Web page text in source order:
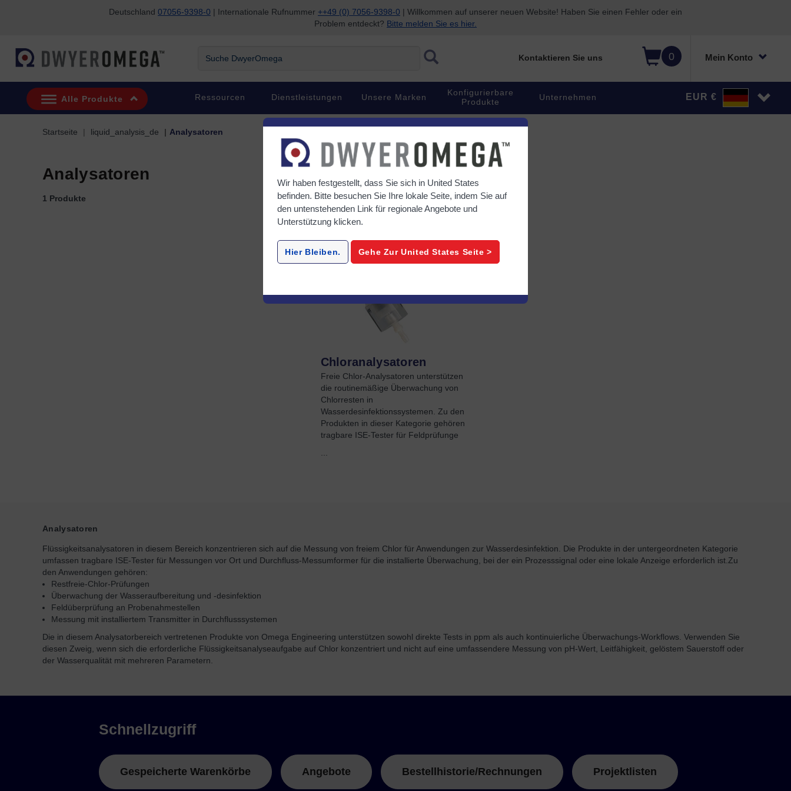
Deutschland 07056-9398-0 | Internationale Rufnummer ++49 (0) 7056-9398-0 | Willkommen auf unserer neuen Website! Haben Sie einen Fehler oder ein
Problem entdeckt? Bitte melden Sie es hier.
0 Mein Konto
Kontaktieren Sie uns
Alle Produkte Ressourcen Dienstleistungen Unsere Marken
Konfigurierbare
Produkte
Unternehmen EUR €
Startseite liquid_analysis_de Analysatoren
Analysatoren
1 Produkte
Chloranalysatoren
Freie Chlor-Analysatoren unterstützen
die routinemäßige Überwachung von
Chlorresten in
Wasserdesinfektionssystemen. Zu den
Produkten in dieser Kategorie gehören
tragbare ISE-Tester für Feldprüfunge
Analysatoren
Flüssigkeitsanalysatoren in diesem Bereich konzentrieren sich auf die Messung von freiem Chlor für Anwendungen zur Wasserdesinfektion. Die Produkte in der untergeordneten Kategorie
umfassen tragbare ISE-Tester für Messungen vor Ort und Durchfluss-Messumformer für die installierte Überwachung, bei der ein Prozesssignal oder eine lokale Anzeige erforderlich ist. Zu
den Anwendungen gehören:
Restfreie-Chlor-Prüfungen
Überwachung der Wasseraufbereitung und -desinfektion
Feldüberprüfung an Probenahmestellen
Messung mit installiertem Transmitter in Durchflusssystemen
Die in diesem Analysatorbereich vertretenen Produkte von Omega Engineering unterstützen sowohl direkte Tests in ppm als auch kontinuierliche Überwachungs-Workflows. Verwenden Sie
diesen Zweig, wenn sich die erforderliche Flüssigkeitsanalyseaufgabe auf Chlor konzentriert und nicht auf eine umfassendere Messung von pH-Wert, Leitfähigkeit, gelöstem Sauerstoff oder
der Wasserqualität mit mehreren Parametern.
Schnellzugriff
Gespeicherte Warenkörbe Angebote Bestellhistorie/Rechnungen Projektlisten
Wir haben festgestellt, dass Sie sich in United States
befinden. Bitte besuchen Sie Ihre lokale Seite, indem Sie auf
den untenstehenden Link für regionale Angebote und
Unterstützung klicken.
Hier Bleiben. Gehe ZurUnited States Seite >